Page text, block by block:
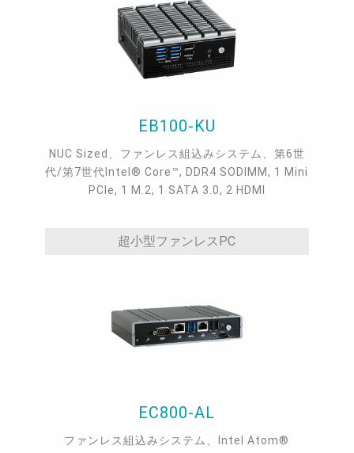
EB100-KU
NUC Sized、ファンレス組込みシステム、第6世
代/第7世代Intel® Core™, DDR4 SODIMM, 1 Mini
PCIe, 1 M.2, 1 SATA 3.0, 2 HDMI
超小型ファンレスPC
EC800-AL
ファンレス組込みシステム、Intel Atom®